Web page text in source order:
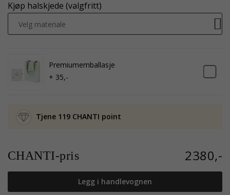
Kjøp halskjede (valgfritt)
Velg materiale
Premiumemballasje
+ 35,-
Tjene 119 CHANTI point
CHANTI-pris 2380,-
Legg i handlevognen